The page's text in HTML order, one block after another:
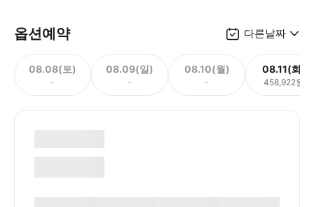
옵션예약 다른날짜
08.08(토)
-
08.09(일)
-
08.10(월)
-
08.11(화)
458,922원